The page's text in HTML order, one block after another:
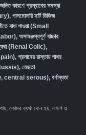
কারণে প্রস্রাবের সমস্যা
, পালমোনারি হার্ট ডিজিজ
বাধা পাওয়া (Small
, অসামঞ্জস্যপূর্ণ বাচ্চার
(Renal Colic),
pain), প্রসাবের রাস্তায় পাথর
, মেছতা
central serous), বর্ণান্ধতা
, কোমর ব্যথা কেন হয়, লক্ষণ ও